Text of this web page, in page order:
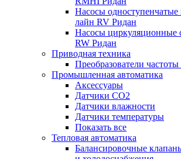
Насосы
лайн RV Ридан
Насосы циркуляционные
RW Ридан
Приводная техника
Преобразователи
Промышленная автоматика
Аксессуары
Датчики CO2
Датчики влажности
Датчики температуры
Показать все
Тепловая автоматика
Балансировочные